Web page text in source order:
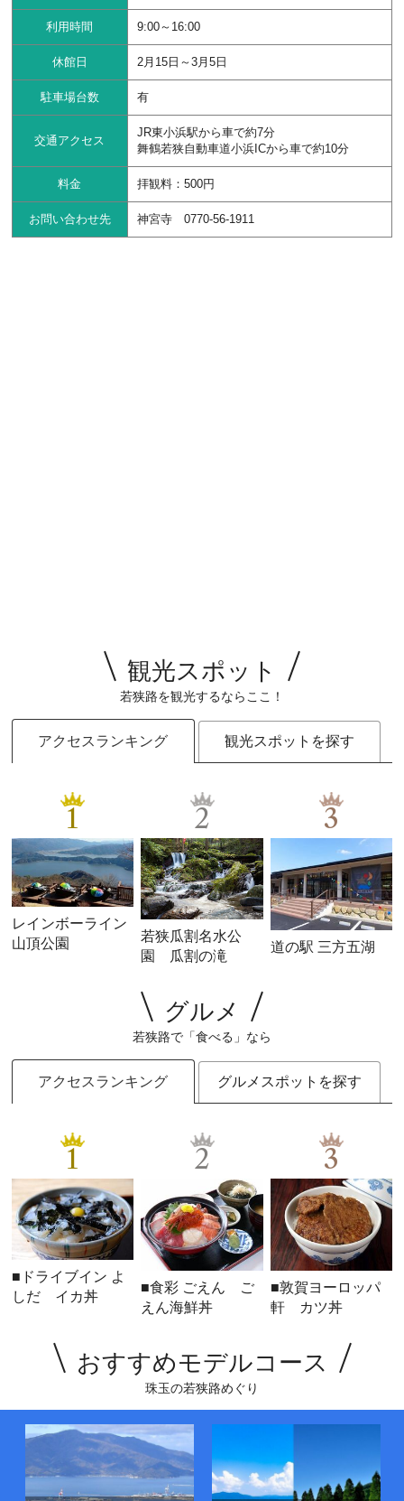
利用時間 9:00～16:00
休館日 2月15日～3月5日
駐車場台数 有
交通アクセス
JR東小浜駅から車で約7分
舞鶴若狭自動車道小浜ICから車で約10分
料金 拝観料：500円
お問い合わせ先 神宮寺 0770-56-1911
観光スポット
若狭路を観光するならここ！
アクセスランキング 観光スポットを探す
1
レインボーライン
山頂公園
2
若狭瓜割名水公
園 瓜割の滝
3
道の駅 三方五湖
グルメ
若狭路で「食べる」なら
アクセスランキング グルメスポットを探す
1
■ドライブイン よ
しだ イカ丼
2
■食彩 ごえん ご
えん海鮮丼
3
■敦賀ヨーロッパ
軒 カツ丼
おすすめモデルコース
珠玉の若狭路めぐり